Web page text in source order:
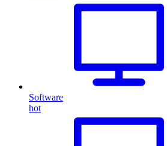
Software
hot